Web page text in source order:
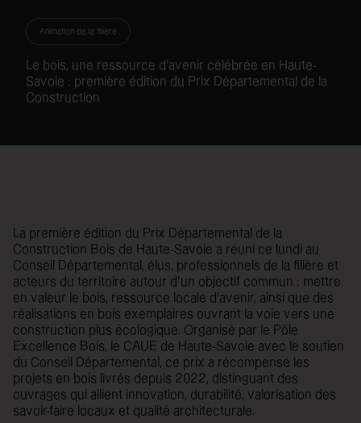
Animation de la filière
Le bois, une ressource d’avenir célébrée en Haute-
Savoie : première édition du Prix Départemental de la
Construction
La première édition du Prix Départemental de la
Construction Bois de Haute-Savoie a réuni ce lundi au
Conseil Départemental, élus, professionnels de la filière et
acteurs du territoire autour d’un objectif commun : mettre
en valeur le bois, ressource locale d’avenir, ainsi que des
réalisations en bois exemplaires ouvrant la voie vers une
construction plus écologique. Organisé par le Pôle
Excellence Bois, le CAUE de Haute-Savoie avec le soutien
du Conseil Départemental, ce prix a récompensé les
projets en bois livrés depuis 2022, distinguant des
ouvrages qui allient innovation, durabilité, valorisation des
savoir-faire locaux et qualité architecturale.